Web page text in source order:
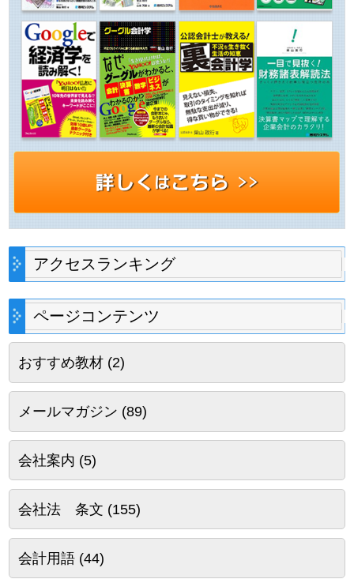
アクセスランキング
ページコンテンツ
おすすめ教材(2)
メールマガジン (89)
会社案内 (5)
会社法 条文 (155)
会計用語(44)